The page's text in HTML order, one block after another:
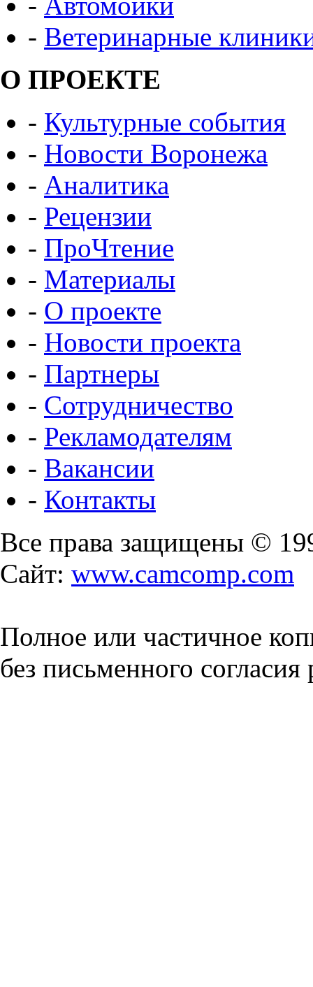
- Ветеринарные
О ПРОЕКТЕ
- Культурные события
- Новости Воронежа
- Аналитика
- Рецензии
- ПроЧтение
- Материалы
- О проекте
- Новости проекта
- Партнеры
- Сотрудничество
- Рекламодателям
- Вакансии
- Контакты
Все права защищены ©
Сайт: www.camcomp.com
Полное или частичное
без письменного